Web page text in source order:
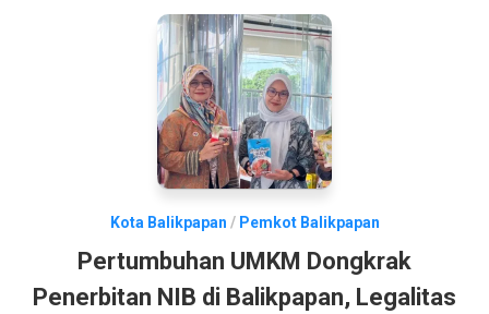
Kota Balikpapan / Pemkot Balikpapan
Pertumbuhan UMKM Dongkrak
Penerbitan NIB di Balikpapan, Legalitas